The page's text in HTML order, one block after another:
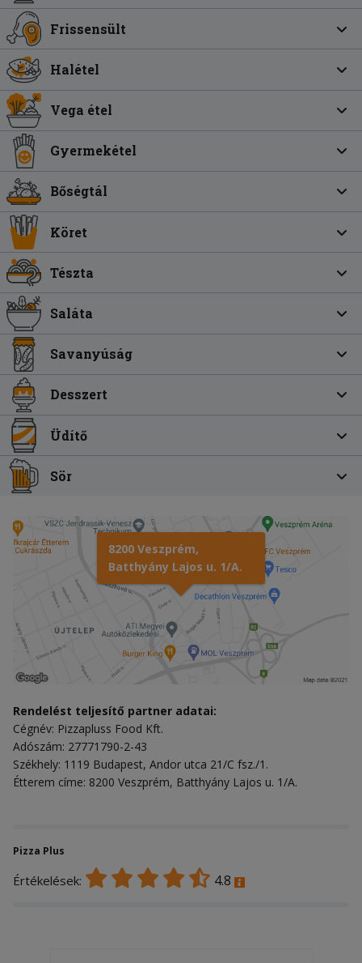
Frissensült
Halétel
Vega étel
Gyermekétel
Bőségtál
Köret
Tészta
Saláta
Savanyúság
Desszert
Üdítő
Sör
8200 Veszprém,
Batthyány Lajos u. 1/A.
Rendelést teljesítő partner adatai:
Cégnév: Pizzapluss Food Kft.
Adószám: 27771790-2-43
Székhely: 1119 Budapest, Andor utca 21/C fsz./1.
Étterem címe: 8200 Veszprém, Batthyány Lajos u. 1/A.
Pizza Plus
Értékelések: 4.8